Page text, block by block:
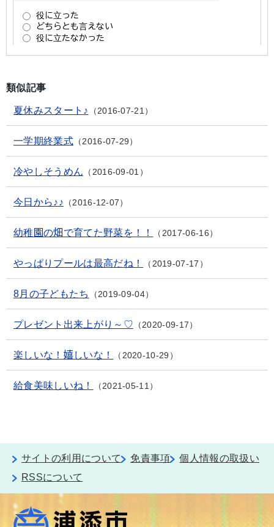
類似記事
夏休みスタート♪ 2016-07-21
一学期終業式 2016-07-29
冷やしそうめん 2016-09-01
今日から♪♪ 2016-12-07
幼稚園の畑で育てた野菜を！！ 2017-06-16
やっぱりプールは最高だね！ 2019-07-17
8月の子どもたち 2019-09-04
プレゼント出来上がり～♡ 2020-09-17
楽しいな！嬉しいな！ 2020-10-29
給食美味しいね！ 2021-05-11
サイトの利用について 免責事項
個人情報の取扱い
RSSについて